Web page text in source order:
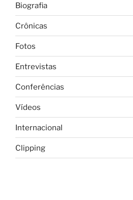
Biografia
Crônicas
Fotos
Entrevistas
Conferências
Vídeos
Internacional
Clipping